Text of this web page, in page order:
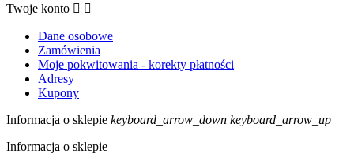
Twoje konto  
Dane osobowe
Zamówienia
Moje pokwitowania - korekty płatności
Adresy
Kupony
Informacja o sklepie keyboard_arrow_down keyboard_arrow_up
Informacja o sklepie